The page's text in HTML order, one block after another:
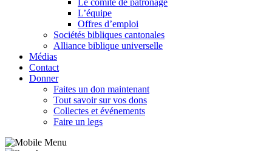
Le comité de patronage
L’équipe
Offres d’emploi
Sociétés bibliques cantonales
Alliance biblique universelle
Médias
Contact
Donner
Faites un don maintenant
Tout savoir sur vos dons
Collectes et événements
Faire un legs